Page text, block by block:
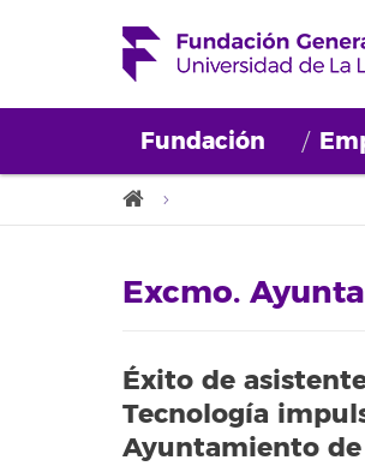
Fundación
Excmo.
Éxito de
Tecnología
Ayuntamiento de